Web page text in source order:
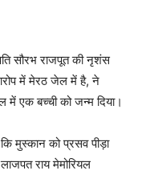
सौरभ राजपूत की नृशंस
में मेरठ जेल में है, ने
में एक बच्ची को जन्म दिया।
मुस्कान को प्रसव पीड़ा
राय मेमोरियल